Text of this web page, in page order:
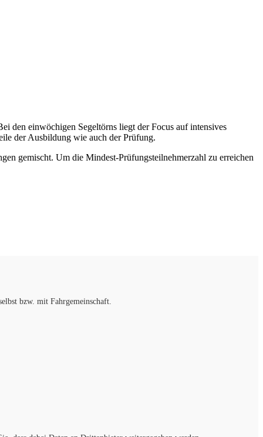
den einwöchigen Segeltörns liegt der Focus auf intensives
der Ausbildung wie auch der Prüfung.
gemischt. Um die Mindest-Prüfungsteilnehmerzahl zu erreichen
bzw. mit Fahrgemeinschaft.